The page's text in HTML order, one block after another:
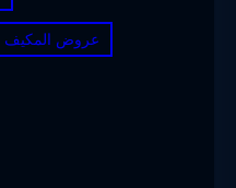
عروض المكيف